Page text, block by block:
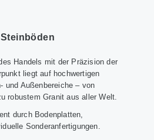
Handels mit der Präzision der
liegt auf hochwertigen
und Außenbereiche – von
robustem Granit aus aller Welt.
durch Bodenplatten,
Sonderanfertigungen.